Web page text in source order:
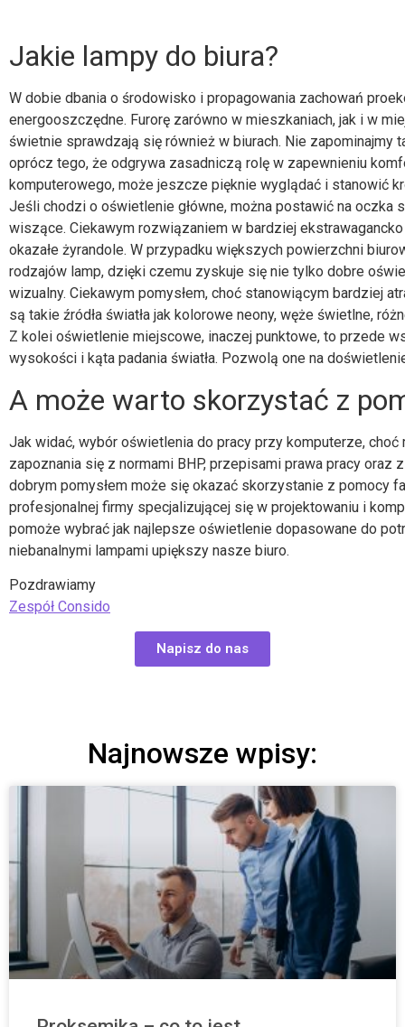
Jakie lampy do biura?
W dobie dbania o środowisko i propagowania zachowań
energooszczędne. Furorę zarówno w mieszkaniach, jak i w
świetnie sprawdzają się również w biurach. Nie
oprócz tego, że odgrywa zasadniczą rolę w zapewnieniu
komputerowego, może jeszcze pięknie wyglądać i stanowić
Jeśli chodzi o oświetlenie główne, można postawić na
wiszące. Ciekawym rozwiązaniem w bardziej
okazałe żyrandole. W przypadku większych powierzchni
rodzajów lamp, dzięki czemu zyskuje się nie tylko dobre
wizualny. Ciekawym pomysłem, choć stanowiącym bardziej
są takie źródła światła jak kolorowe neony, węże świetlne,
Z kolei oświetlenie miejscowe, inaczej punktowe, to przede
wysokości i kąta padania światła. Pozwolą one na
A może warto skorzystać z
Jak widać, wybór oświetlenia do pracy przy komputerze,
zapoznania się z normami BHP, przepisami prawa pracy oraz
dobrym pomysłem może się okazać skorzystanie z pomocy
profesjonalnej firmy specjalizującej się w projektowaniu i
pomoże wybrać jak najlepsze oświetlenie dopasowane do
niebanalnymi lampami upiększy nasze biuro.
Pozdrawiamy
Zespół Consido
Napisz do nas
Najnowsze wpisy: